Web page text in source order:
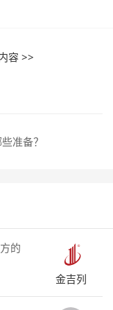
容 >>
准备？
的
金吉列